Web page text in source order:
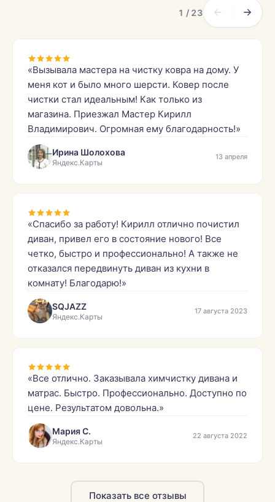
1 / 23
«Вызывала мастера на чистку ковра на дому. У
меня кот и было много шерсти. Ковер после
чистки стал идеальным! Как только из
магазина. Приезжал Мастер Кирилл
Владимирович. Огромная ему благодарность!»
Ирина Шолохова
Яндекс.Карты
13 апреля
«Спасибо за работу! Кирилл отлично почистил
диван, привел его в состояние нового! Все
четко, быстро и профессионально! А также не
отказался передвинуть диван из кухни в
комнату! Благодарю!»
SQJAZZ
Яндекс.Карты
17 августа 2023
«Все отлично. Заказывала химчистку дивана и
матрас. Быстро. Профессионально. Доступно по
цене. Результатом довольна.»
Мария С.
Яндекс.Карты
22 августа 2022
Показать все отзывы